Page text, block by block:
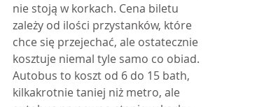
nie stoją w korkach. Cena biletu
zależy od ilości przystanków, które
chce się przejechać, ale ostatecznie
kosztuje niemal tyle samo co obiad.
Autobus to koszt od 6 do 15 bath,
kilkakrotnie taniej niż metro, ale